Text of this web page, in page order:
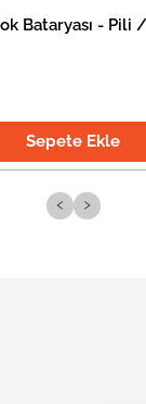
Bataryası - Pili
Sepete Ekle
‹ ›